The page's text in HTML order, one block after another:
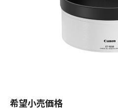
希望小売価格